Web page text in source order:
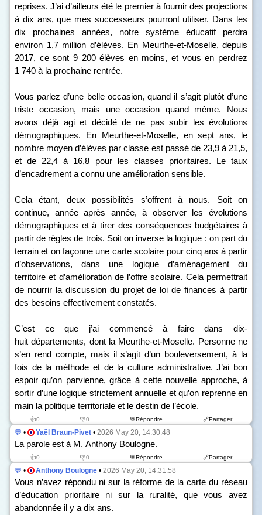
reprises. J’ai d’ailleurs été le premier à fournir des projections
à dix ans, que mes successeurs pourront utiliser. Dans les
dix prochaines années, notre système éducatif perdra
environ 1,7 million d’élèves. En Meurthe-et-Moselle, depuis
2017, ce sont 9 200 élèves en moins, et vous en perdrez
1 740 à la prochaine rentrée.
Vous parlez d’une belle occasion, quand il s’agit plutôt d’une
triste occasion, mais une occasion quand même. Nous
avons déjà agi et décidé de ne pas subir les évolutions
démographiques. En Meurthe-et-Moselle, en sept ans, le
nombre moyen d’élèves par classe est passé de 23,9 à 21,5,
et de 22,4 à 16,8 pour les classes prioritaires. Le taux
d’encadrement a connu une amélioration sensible.
Cela étant, deux possibilités s’offrent à nous. Soit on
continue, année après année, à observer les évolutions
démographiques et à tirer des conséquences budgétaires à
partir de règles de trois. Soit on inverse la logique : on part du
terrain et on façonne une carte scolaire pour cinq ans à partir
d’observations, dans une logique d’aménagement du
territoire et d’amélioration de l’offre scolaire. Cela permettrait
de nourrir la discussion du projet de loi de finances à partir
des besoins effectivement constatés.
C’est ce que j’ai commencé à faire dans dix-
huit départements, dont la Meurthe-et-Moselle. Personne ne
s’en rend compte, mais il s’agit d’un bouleversement, à la
fois de la méthode et de la culture administrative. J’ai bon
espoir qu’on parvienne, grâce à cette nouvelle approche, à
sortir d’une logique strictement annuelle et qu’on reprenne en
main la politique territoriale et le destin de l’école.
👍0 👎0 💬Répondre 🔗Partager
💬 • Yaël Braun-Pivet • 2026 May 20, 14:30:48
La parole est à M. Anthony Boulogne.
👍0 👎0 💬Répondre 🔗Partager
💬 • Anthony Boulogne • 2026 May 20, 14:31:58
Vous n’avez répondu ni sur la réforme de la carte du réseau
d’éducation prioritaire ni sur la ruralité, que vous avez
abandonnée il y a dix ans.